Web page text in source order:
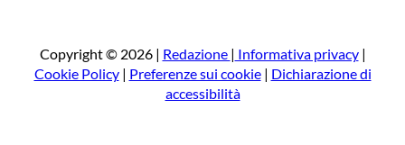
a
Copyright © 2026 | Redazione | Informativa privacy|
Cookie Policy| Preferenze sui cookie| Dichiarazione di
accessibilità